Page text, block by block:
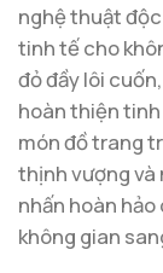
nghệ thuật
tinh tế cho
đỏ đầy lôi
hoàn thiện tinh
món đồ trang
thịnh vượng và
nhấn hoàn
không gian